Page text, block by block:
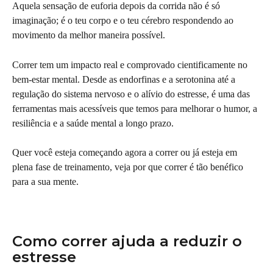
Aquela sensação de euforia depois da corrida não é só
imaginação; é o teu corpo e o teu cérebro respondendo ao
movimento da melhor maneira possível.
Correr tem um impacto real e comprovado cientificamente no
bem-estar mental. Desde as endorfinas e a serotonina até a
regulação do sistema nervoso e o alívio do estresse, é uma das
ferramentas mais acessíveis que temos para melhorar o humor, a
resiliência e a saúde mental a longo prazo.
Quer você esteja começando agora a correr ou já esteja em
plena fase de treinamento, veja por que correr é tão benéfico
para a sua mente.
Como correr ajuda a reduzir o
estresse